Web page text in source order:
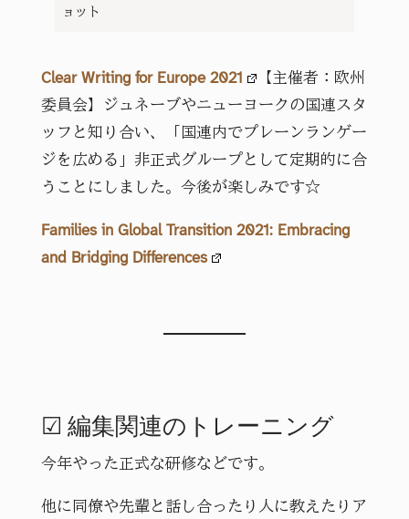
ョット
Clear Writing for Europe 2021
【主催者：欧州
委員会】ジュネーブやニューヨークの国連スタ
ッフと知り合い、「国連内でプレーンランゲー
ジを広める」非正式グループとして定期的に合
うことにしました。今後が楽しみです☆
Families in Global Transition 2021: Embracing
and Bridging Differences
☑ 編集関連のトレーニング
今年やった正式な研修などです。
他に同僚や先輩と話し合ったり人に教えたりア